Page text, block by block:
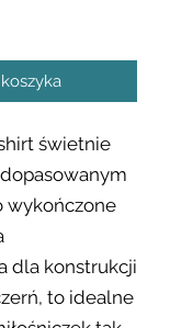
świetnie
wykończone
dla konstrukcji
to idealne